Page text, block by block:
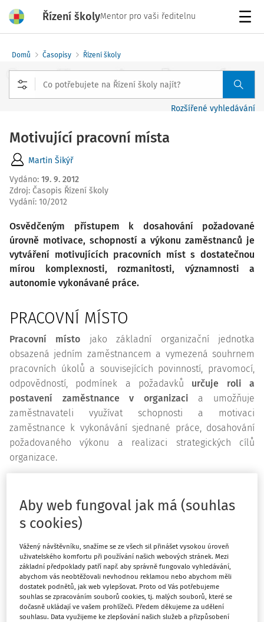
Řízení školyMentor pro vaši ředitelnu
Domů Časopisy Řízení školy
Rozšířené vyhledávání
Motivující pracovní místa
Martin Šikýř
Vydáno: 19. 9. 2012
Zdroj: Časopis Řízení školy
Vydání: 10/2012
Osvědčeným přístupem k dosahování požadované
úrovně motivace, schopností a výkonu zaměstnanců je
vytváření motivujících pracovních míst s dostatečnou
mírou komplexnosti, rozmanitosti, významnosti a
autonomie vykonávané práce.
PRACOVNÍ MÍSTO
Pracovní místo jako základní organizační jednotka
obsazená jedním zaměstnancem a vymezená souhrnem
pracovních úkolů a souvisejících povinností, pravomocí,
odpovědností, podmínek a požadavků určuje roli a
postavení zaměstnance v organizaci a umožňuje
zaměstnavateli využívat schopnosti a motivaci
zaměstnance k vykonávání sjednané práce, dosahování
požadovaného výkonu a realizaci strategických cílů
organizace.
a dodržuje ostatní povinnosti v rámci
svěřené pravomoci, přidělené odpovědnosti, vytvořených
podmínek a stanovených požadavků pracovního místa.
strategických cílů organizace i uspokojení specifických
potřeb zaměstnanců.Pracovní úkoly a související
povinnosti, pravomoci, odpovědnosti, podmínky a
požadavky jednotlivých pracovních míst musí
zaměstnance uspokojovat a motivovat, musí využívat a
Aby web fungoval jak má (souhlas
s cookies)
Vážený návštěvníku, snažíme se ze všech sil přinášet vysokou úroveň
uživatelského komfortu při používání našich webových stránek. Mezi
základní předpoklady patří např. aby správně fungovalo vyhledávání,
abychom vás neobtěžovali nevhodnou reklamou nebo abychom měli
dostatek podnětů, jak web vylepšovat. Proto od Vás potřebujeme
souhlas se zpracováním souborů cookies, tj. malých souborů, které se
dočasně ukládají ve vašem prohlížeči. Předem děkujeme za udělení
souhlasu. Data využijeme ke zlepšování našich služeb a přizpůsobení